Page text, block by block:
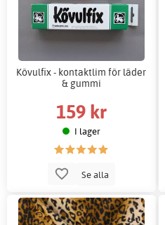
Kövulfix - kontaktlim för läder
& gummi
159 kr
I lager
Se alla